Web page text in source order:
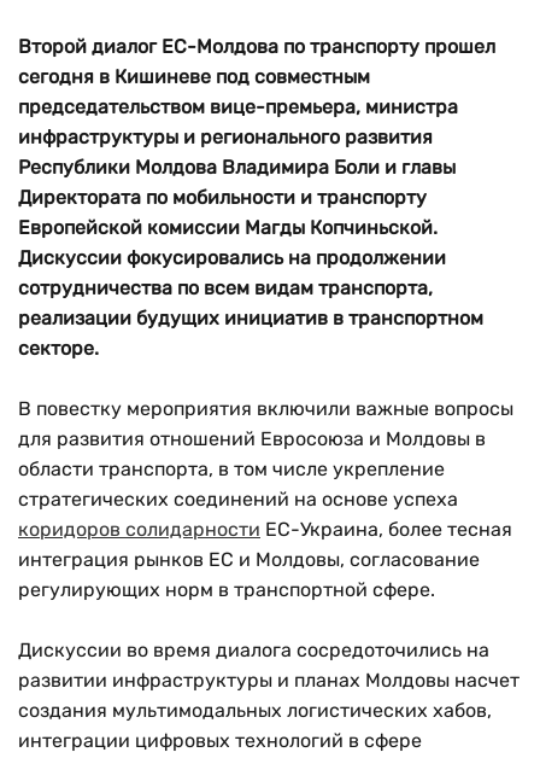
Второй диалог ЕС-Молдова по транспорту прошел
сегодня в Кишиневе под совместным
председательством вице-премьера, министра
инфраструктуры и регионального развития
Республики Молдова Владимира Боли и главы
Директората по мобильности и транспорту
Европейской комиссии Магды Копчиньской.
Дискуссии фокусировались на продолжении
сотрудничества по всем видам транспорта,
реализации будущих инициатив в транспортном
секторе.
В повестку мероприятия включили важные вопросы
для развития отношений Евросоюза и Молдовы в
области транспорта, в том числе укрепление
стратегических соединений на основе успеха
коридоров солидарности ЕС-Украина, более тесная
интеграция рынков ЕС и Молдовы, согласование
регулирующих норм в транспортной сфере.
Дискуссии во время диалога сосредоточились на
развитии инфраструктуры и планах Молдовы насчет
создания мультимодальных логистических хабов,
интеграции цифровых технологий в сфере